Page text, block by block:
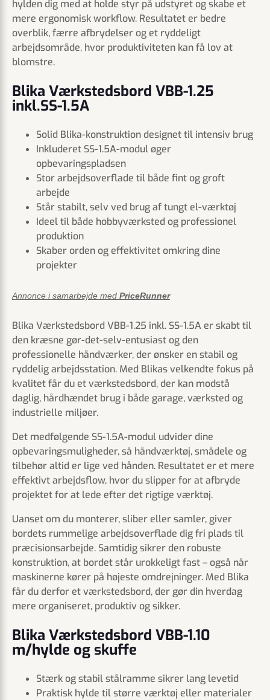
hylden dig med at holde styr på udstyret og skabe et
mere ergonomisk workflow. Resultatet er bedre
overblik, færre afbrydelser og et ryddeligt
arbejdsområde, hvor produktiviteten kan få lov at
blomstre.
Blika Værkstedsbord VBB-1.25
inkl.SS-1.5A
Solid Blika-konstruktion designet til intensiv brug
Inkluderet SS-1.5A-modul øger
opbevaringspladsen
Stor arbejdsoverflade til både fint og groft
arbejde
Står stabilt, selv ved brug af tungt el-værktøj
Ideel til både hobbyværksted og professionel
produktion
Skaber orden og effektivitet omkring dine
projekter
Annonce i samarbejde med PriceRunner
Blika Værkstedsbord VBB-1.25 inkl. SS-1.5A er skabt til
den kræsne gør-det-selv-entusiast og den
professionelle håndværker, der ønsker en stabil og
ryddelig arbejdsstation. Med Blikas velkendte fokus på
kvalitet får du et værkstedsbord, der kan modstå
daglig, hårdhændet brug i både garage, værksted og
industrielle miljøer.
Det medfølgende SS-1.5A-modul udvider dine
opbevaringsmuligheder, så håndværktøj, smådele og
tilbehør altid er lige ved hånden. Resultatet er et mere
effektivt arbejdsflow, hvor du slipper for at afbryde
projektet for at lede efter det rigtige værktøj.
Uanset om du monterer, sliber eller samler, giver
bordets rummelige arbejdsoverflade dig fri plads til
præcisionsarbejde. Samtidig sikrer den robuste
konstruktion, at bordet står urokkeligt fast – også når
maskinerne kører på højeste omdrejninger. Med Blika
får du derfor et værkstedsbord, der gør din hverdag
mere organiseret, produktiv og sikker.
Blika Værkstedsbord VBB-1.10
m/hylde og skuffe
Stærk og stabil stålramme sikrer lang levetid
Praktisk hylde til større værktøj eller materialer